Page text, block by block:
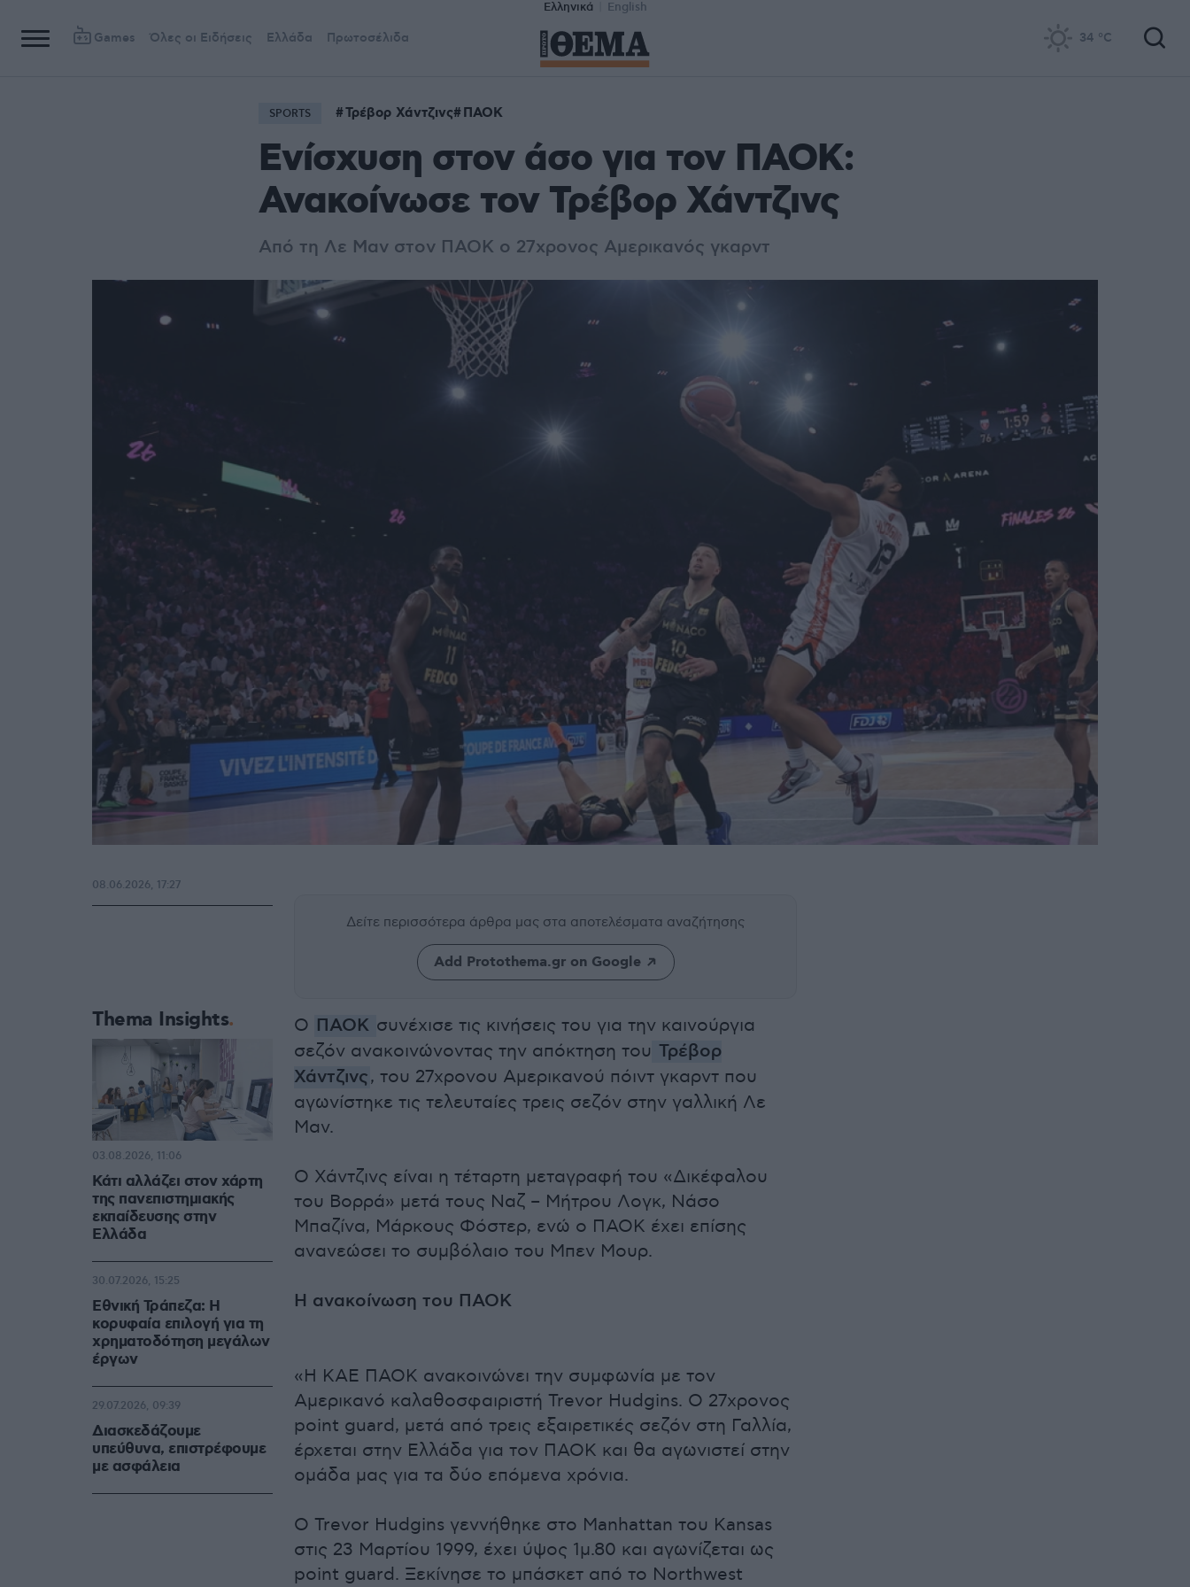
Ελληνικά English
Games Όλες οι Ειδήσεις Ελλάδα Πρωτοσέλιδα 34 °C
SPORTS Τρέβορ Χάντζινς ΠΑΟΚ
Ενίσχυση στον άσο για τον ΠΑΟΚ:
Ανακοίνωσε τον Τρέβορ Χάντζινς
Από τη Λε Μαν στον ΠΑΟΚ ο 27χρονος Αμερικανός γκαρντ
Δείτε περισσότερα άρθρα μας στα αποτελέσματα αναζήτησης
Add Protothema.gr on Google
Ο ΠΑΟΚ συνέχισε τις κινήσεις του για την καινούργια
σεζόν ανακοινώνοντας την απόκτηση του Τρέβορ
Χάντζινς, του 27χρονου Αμερικανού πόιντ γκαρντ που
αγωνίστηκε τις τελευταίες τρεις σεζόν στην γαλλική Λε
Μαν.
Ο Χάντζινς είναι η τέταρτη μεταγραφή του «Δικέφαλου
του Βορρά» μετά τους Ναζ – Μήτρου Λογκ, Νάσο
Μπαζίνα, Μάρκους Φόστερ, ενώ ο ΠΑΟΚ έχει επίσης
ανανεώσει το συμβόλαιο του Μπεν Μουρ.
Η ανακοίνωση του ΠΑΟΚ
«Η ΚΑΕ ΠΑΟΚ ανακοινώνει την συμφωνία με τον
Αμερικανό καλαθοσφαιριστή Trevor Hudgins. Ο 27χρονος
point guard, μετά από τρεις εξαιρετικές σεζόν στη Γαλλία,
έρχεται στην Ελλάδα για τον ΠΑΟΚ και θα αγωνιστεί στην
ομάδα μας για τα δύο επόμενα χρόνια.
Ο Trevor Hudgins γεννήθηκε στο Manhattan του Kansas
στις 23 Μαρτίου 1999, έχει ύψος 1μ.80 και αγωνίζεται ως
point guard. Ξεκίνησε το μπάσκετ από το Νorthwest
08.06.2026, 17:27
Thema Insights
Κάτι αλλάζει στον χάρτη
της πανεπιστημιακής
εκπαίδευσης στην
Ελλάδα
03.08.2026, 11:06
Εθνική Τράπεζα: Η
κορυφαία επιλογή για τη
χρηματοδότηση μεγάλων
έργων
30.07.2026, 15:25
Διασκεδάζουμε
υπεύθυνα, επιστρέφουμε
με ασφάλεια
29.07.2026, 09:39